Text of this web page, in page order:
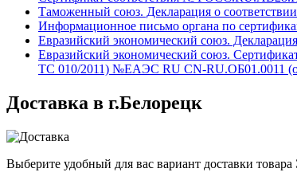
Таможенный союз. Декларация о
Информационное письмо органа по
Евразийский экономический союз.
Евразийский экономический союз.
ТС 010/2011) №ЕАЭС RU CN-RU.ОБ01.0011
Доставка в г.Белорецк
Выберите удобный для вас вариант доставки